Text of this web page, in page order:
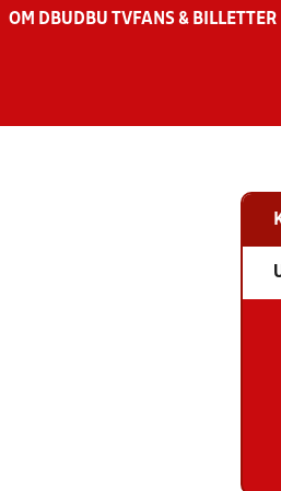
OM DBU DBU TV FANS & BILLETTER